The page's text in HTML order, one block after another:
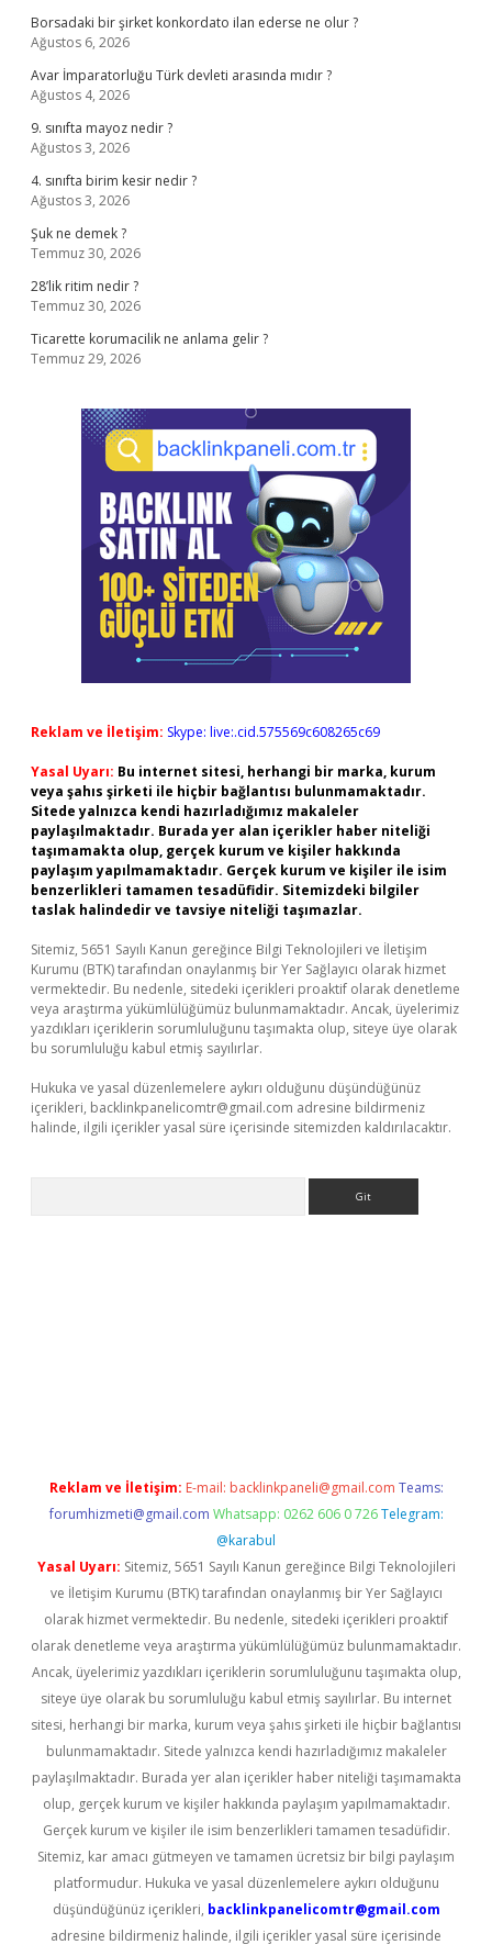
Borsadaki bir şirket konkordato ilan ederse ne olur ?
Ağustos 6, 2026
Avar İmparatorluğu Türk devleti arasında mıdır ?
Ağustos 4, 2026
9. sınıfta mayoz nedir ?
Ağustos 3, 2026
4. sınıfta birim kesir nedir ?
Ağustos 3, 2026
Şuk ne demek ?
Temmuz 30, 2026
28’lik ritim nedir ?
Temmuz 30, 2026
Ticarette korumacilik ne anlama gelir ?
Temmuz 29, 2026
Reklam ve İletişim: Skype: live:.cid.575569c608265c69
Yasal Uyarı: Bu internet sitesi, herhangi bir marka, kurum
veya şahıs şirketi ile hiçbir bağlantısı bulunmamaktadır.
Sitede yalnızca kendi hazırladığımız makaleler
paylaşılmaktadır. Burada yer alan içerikler haber niteliği
taşımamakta olup, gerçek kurum ve kişiler hakkında
paylaşım yapılmamaktadır. Gerçek kurum ve kişiler ile isim
benzerlikleri tamamen tesadüfidir. Sitemizdeki bilgiler
taslak halindedir ve tavsiye niteliği taşımazlar.
Sitemiz, 5651 Sayılı Kanun gereğince Bilgi Teknolojileri ve İletişim
Kurumu (BTK) tarafından onaylanmış bir Yer Sağlayıcı olarak hizmet
vermektedir. Bu nedenle, sitedeki içerikleri proaktif olarak denetleme
veya araştırma yükümlülüğümüz bulunmamaktadır. Ancak, üyelerimiz
yazdıkları içeriklerin sorumluluğunu taşımakta olup, siteye üye olarak
bu sorumluluğu kabul etmiş sayılırlar.
Hukuka ve yasal düzenlemelere aykırı olduğunu düşündüğünüz
içerikleri, backlinkpanelicomtr@gmail.com adresine bildirmeniz
halinde, ilgili içerikler yasal süre içerisinde sitemizden kaldırılacaktır.
Reklam ve İletişim: E-mail: backlinkpaneli@gmail.com Teams:
forumhizmeti@gmail.com Whatsapp: 0262 606 0 726 Telegram:
@karabul
Yasal Uyarı: Sitemiz, 5651 Sayılı Kanun gereğince Bilgi Teknolojileri
ve İletişim Kurumu (BTK) tarafından onaylanmış bir Yer Sağlayıcı
olarak hizmet vermektedir. Bu nedenle, sitedeki içerikleri proaktif
olarak denetleme veya araştırma yükümlülüğümüz bulunmamaktadır.
Ancak, üyelerimiz yazdıkları içeriklerin sorumluluğunu taşımakta olup,
siteye üye olarak bu sorumluluğu kabul etmiş sayılırlar. Bu internet
sitesi, herhangi bir marka, kurum veya şahıs şirketi ile hiçbir bağlantısı
bulunmamaktadır. Sitede yalnızca kendi hazırladığımız makaleler
paylaşılmaktadır. Burada yer alan içerikler haber niteliği taşımamakta
olup, gerçek kurum ve kişiler hakkında paylaşım yapılmamaktadır.
Gerçek kurum ve kişiler ile isim benzerlikleri tamamen tesadüfidir.
Sitemiz, kar amacı gütmeyen ve tamamen ücretsiz bir bilgi paylaşım
platformudur. Hukuka ve yasal düzenlemelere aykırı olduğunu
düşündüğünüz içerikleri, backlinkpanelicomtr@gmail.com
adresine bildirmeniz halinde, ilgili içerikler yasal süre içerisinde